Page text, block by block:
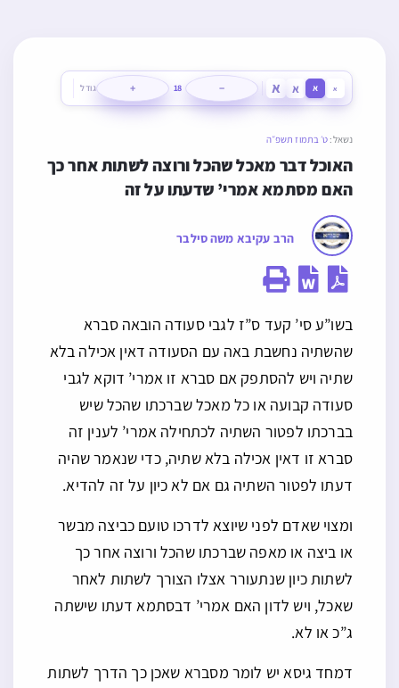
א א א א −
18
+ גודל
נשאל: ט׳ בתמוז תשפ״ה
האם מסתמא אמרי’ שדעתו על זה
הרב עקיבא משה סילבר
בשו”ע סי’ קעד ס”ז לגבי סעודה הובאה סברא
שהשתיה נחשבת באה עם הסעודה דאין אכילה בלא
שתיה ויש להסתפק אם סברא זו אמרי’ דוקא לגבי
סעודה קבועה או כל מאכל שברכתו שהכל שיש
בברכתו לפטור השתיה לכתחילה אמרי’ לענין זה
סברא זו דאין אכילה בלא שתיה, כדי שנאמר שהיה
דעתו לפטור השתיה גם אם לא כיון על זה להדיא.
ומצוי שאדם לפני שיוצא לדרכו טועם כביצה מבשר
או ביצה או מאפה שברכתו שהכל ורוצה אחר כך
לשתות כיון שנתעורר אצלו הצורך לשתות לאחר
שאכל, ויש לדון האם אמרי’ דבסתמא דעתו שישתה
ג”כ או לא.
דמחד גיסא יש לומר מסברא שאכן כך הדרך לשתות